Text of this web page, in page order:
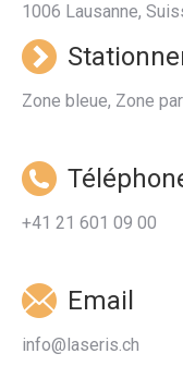
1006 Lausanne,
Zone bleue, Zone
+41 21 601 09 00
Email
info@laseris.ch